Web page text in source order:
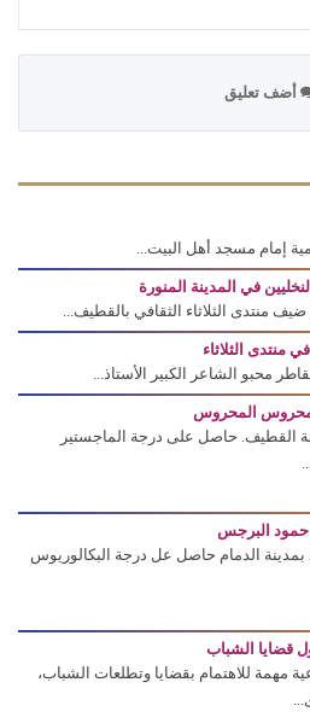
أضف تعليق
إمام مسجد أهل البيت...
في المدينة المنورة
منتدى الثلاثاء الثقافي بالقطيف...
منتدى الثلاثاء
محبو الشاعر الكبير الأستاذ...
محروس المحروس
القطيف. حاصل على درجة الماجستير
حمود البرجس
بمدينة الدمام حاصل عل درجة البكالوريوس
قضايا الشباب
مهمة للاهتمام بقضايا وتطلعات الشباب،